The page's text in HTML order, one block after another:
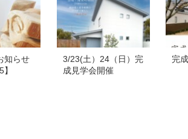
知らせ
3/23(土）24（日）完
成見学会開催
完